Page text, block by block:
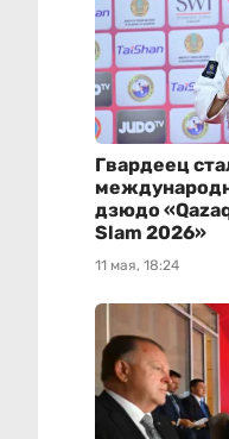
Гвардеец
дзюдо
Slam 2026»
11 мая, 18:24